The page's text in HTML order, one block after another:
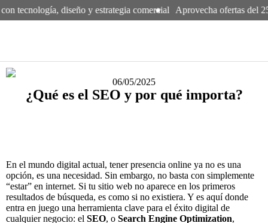
tecnología, diseño y estrategia comercial Aprovecha ofertas del
06/05/2025
¿Qué es el SEO y por qué importa?
En el mundo digital actual, tener presencia online ya no es una
opción, es una necesidad. Sin embargo, no basta con simplemente
“estar” en internet. Si tu sitio web no aparece en los primeros
resultados de búsqueda, es como si no existiera. Y es aquí donde
entra en juego una herramienta clave para el éxito digital de
cualquier negocio: el SEO, o Search Engine Optimization,